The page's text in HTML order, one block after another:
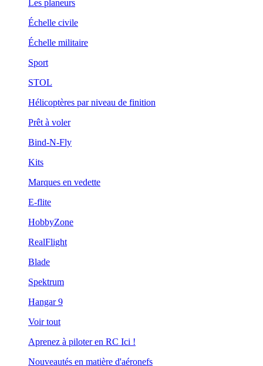
Les planeurs
Échelle civile
Échelle militaire
Sport
STOL
Hélicoptères par niveau de finition
Prêt à voler
Bind-N-Fly
Kits
Marques en vedette
E-flite
HobbyZone
RealFlight
Blade
Spektrum
Hangar 9
Voir tout
Aprenez à piloter en RC Ici !
Nouveautés en matière d'aéronefs